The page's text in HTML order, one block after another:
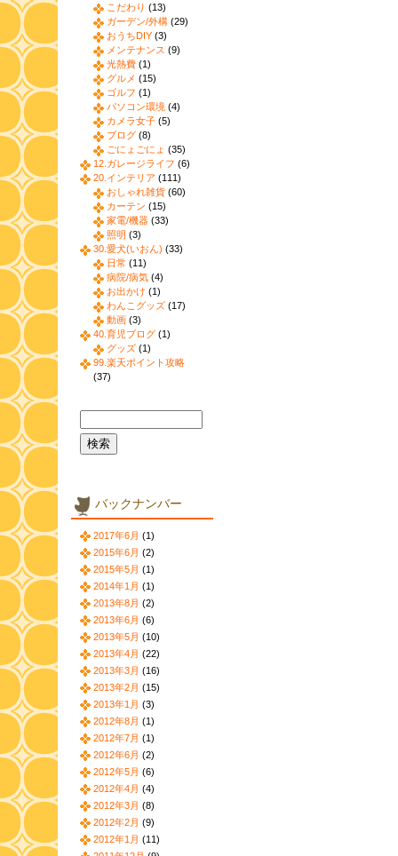
こだわり (13)
ガーデン/外構 (29)
おうちDIY (3)
メンテナンス (9)
光熱費 (1)
グルメ (15)
ゴルフ (1)
パソコン環境 (4)
カメラ女子 (5)
ブログ (8)
ごにょごにょ (35)
12.ガレージライフ (6)
20.インテリア (111)
おしゃれ雑貨 (60)
カーテン (15)
家電/機器 (33)
照明 (3)
30.愛犬(いおん) (33)
日常 (11)
病院/病気 (4)
お出かけ (1)
わんこグッズ (17)
動画 (3)
40.育児ブログ (1)
グッズ (1)
99.楽天ポイント攻略
(37)
バックナンバー
2017年6月 (1)
2015年6月 (2)
2015年5月 (1)
2014年1月 (1)
2013年8月 (2)
2013年6月 (6)
2013年5月 (10)
2013年4月 (22)
2013年3月 (16)
2013年2月 (15)
2013年1月 (3)
2012年8月 (1)
2012年7月 (1)
2012年6月 (2)
2012年5月 (6)
2012年4月 (4)
2012年3月 (8)
2012年2月 (9)
2012年1月 (11)